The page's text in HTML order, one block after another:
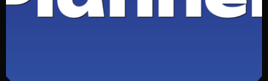
Частые вопросы о Чан Кюнг Джунг
Полный список — на Movie Planner: https://movie-